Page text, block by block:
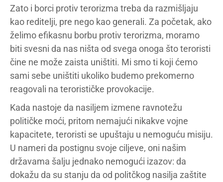
Zato i borci protiv terorizma treba da razmišljaju
kao reditelji, pre nego kao generali. Za početak, ako
želimo efikasnu borbu protiv terorizma, moramo
biti svesni da nas ništa od svega onoga što teroristi
čine ne može zaista uništiti. Mi smo ti koji ćemo
sami sebe uništiti ukoliko budemo prekomerno
reagovali na terorističke provokacije.
Kada nastoje da nasiljem izmene ravnotežu
političke moći, pritom nemajući nikakve vojne
kapacitete, teroristi se upuštaju u nemoguću misiju.
U nameri da postignu svoje ciljeve, oni našim
državama šalju jednako nemogući izazov: da
dokažu da su stanju da od politčkog nasilja zaštite